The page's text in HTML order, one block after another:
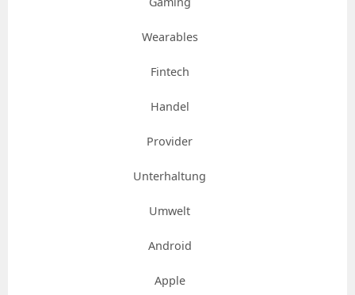
Wearables
Fintech
Handel
Provider
Unterhaltung
Umwelt
Android
Apple